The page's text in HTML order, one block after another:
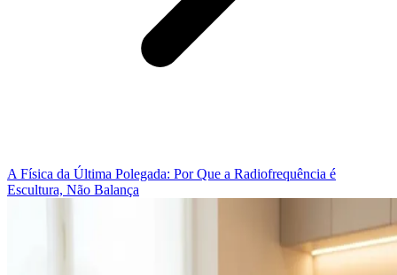
A Física da Última Polegada: Por Que a Radiofrequência é
Escultura, Não Balança